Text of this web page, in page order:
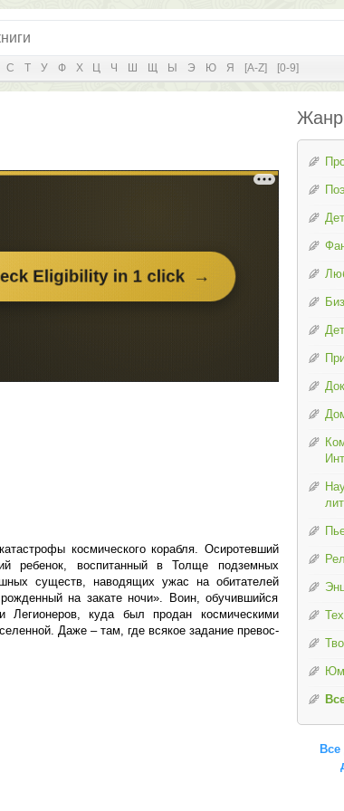
С Т У Ф Х Ц Ч Ш Щ Ы Э Ю Я [A-Z] [0-9]
космического корабля. Осиротевший
ребенок, воспитанный в Толще подземных
существ, наводящих ужас на обитателей
на закате ночи». Воин, обучившийся
куда был продан космическими
Даже – там, где всякое задание превос­